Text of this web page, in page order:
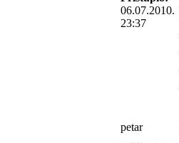
06.07.2010.
23:37
petar